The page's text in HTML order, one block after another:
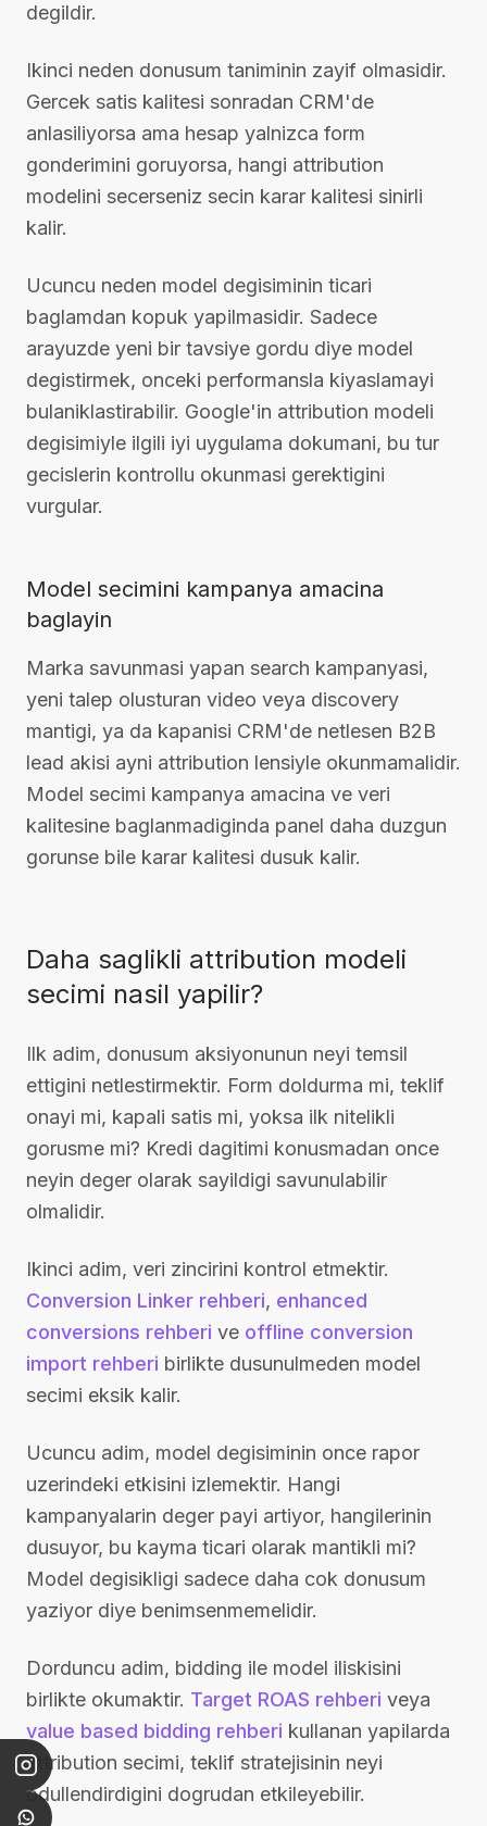
degildir.
Ikinci neden donusum taniminin zayif olmasidir.
Gercek satis kalitesi sonradan CRM'de
anlasiliyorsa ama hesap yalnizca form
gonderimini goruyorsa, hangi attribution
modelini secerseniz secin karar kalitesi sinirli
kalir.
Ucuncu neden model degisiminin ticari
baglamdan kopuk yapilmasidir. Sadece
arayuzde yeni bir tavsiye gordu diye model
degistirmek, onceki performansla kiyaslamayi
bulaniklastirabilir. Google'in attribution modeli
degisimiyle ilgili iyi uygulama dokumani, bu tur
gecislerin kontrollu okunmasi gerektigini
vurgular.
Model secimini kampanya amacina
baglayin
Marka savunmasi yapan search kampanyasi,
yeni talep olusturan video veya discovery
mantigi, ya da kapanisi CRM'de netlesen B2B
lead akisi ayni attribution lensiyle okunmamalidir.
Model secimi kampanya amacina ve veri
kalitesine baglanmadiginda panel daha duzgun
gorunse bile karar kalitesi dusuk kalir.
Daha saglikli attribution modeli
secimi nasil yapilir?
Ilk adim, donusum aksiyonunun neyi temsil
ettigini netlestirmektir. Form doldurma mi, teklif
onayi mi, kapali satis mi, yoksa ilk nitelikli
gorusme mi? Kredi dagitimi konusmadan once
neyin deger olarak sayildigi savunulabilir
olmalidir.
Ikinci adim, veri zincirini kontrol etmektir.
Conversion Linker rehberi, enhanced
conversions rehberi ve offline conversion
import rehberi birlikte dusunulmeden model
secimi eksik kalir.
Ucuncu adim, model degisiminin once rapor
uzerindeki etkisini izlemektir. Hangi
kampanyalarin deger payi artiyor, hangilerinin
dusuyor, bu kayma ticari olarak mantikli mi?
Model degisikligi sadece daha cok donusum
yaziyor diye benimsenmemelidir.
Dorduncu adim, bidding ile model iliskisini
birlikte okumaktir. Target ROAS rehberi veya
value based bidding rehberi kullanan yapilarda
attribution secimi, teklif stratejisinin neyi
odullendirdigini dogrudan etkileyebilir.